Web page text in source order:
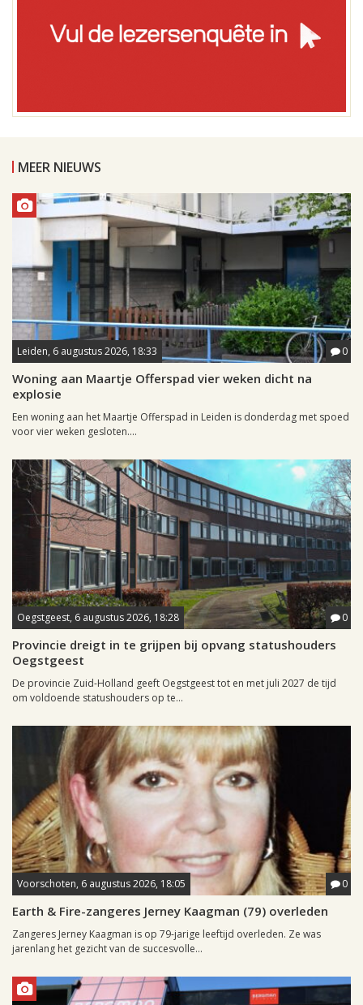
MEER NIEUWS
Leiden, 6 augustus 2026, 18:33 0
Woning aan Maartje Offerspad vier weken dicht na
explosie
Een woning aan het Maartje Offerspad in Leiden is donderdag met spoed
voor vier weken gesloten....
Oegstgeest, 6 augustus 2026, 18:28 0
Provincie dreigt in te grijpen bij opvang statushouders
Oegstgeest
De provincie Zuid-Holland geeft Oegstgeest tot en met juli 2027 de tijd
om voldoende statushouders op te...
Voorschoten, 6 augustus 2026, 18:05 0
Earth & Fire-zangeres Jerney Kaagman (79) overleden
Zangeres Jerney Kaagman is op 79-jarige leeftijd overleden. Ze was
jarenlang het gezicht van de succesvolle...